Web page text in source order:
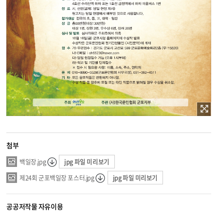
첨부
백일장.jpg
jpg 파일 미리보기
제24회 군포백일장 포스터.jpg
jpg 파일 미리보기
공공저작물 자유이용